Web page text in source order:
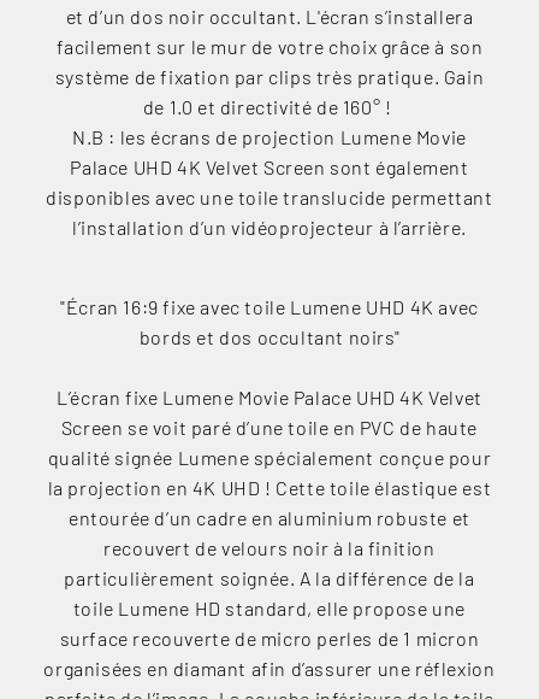
et d’un dos noir occultant. L'écran s’installera
facilement sur le mur de votre choix grâce à son
système de fixation par clips très pratique. Gain
de 1.0 et directivité de 160° !
N.B : les écrans de projection Lumene Movie
Palace UHD 4K Velvet Screen sont également
disponibles avec une toile translucide permettant
l’installation d’un vidéoprojecteur à l’arrière.
"Écran 16:9 fixe avec toile Lumene UHD 4K avec
bords et dos occultant noirs"
L’écran fixe Lumene Movie Palace UHD 4K Velvet
Screen se voit paré d’une toile en PVC de haute
qualité signée Lumene spécialement conçue pour
la projection en 4K UHD ! Cette toile élastique est
entourée d’un cadre en aluminium robuste et
recouvert de velours noir à la finition
particulièrement soignée. A la différence de la
toile Lumene HD standard, elle propose une
surface recouverte de micro perles de 1 micron
organisées en diamant afin d’assurer une réflexion